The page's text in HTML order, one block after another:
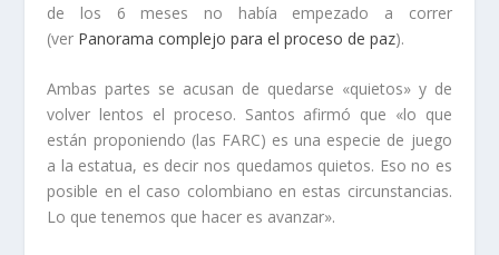
de los 6 meses no había empezado a correr
(ver Panorama complejo para el proceso de paz).
Ambas partes se acusan de quedarse «quietos» y de
volver lentos el proceso. Santos afirmó que «lo que
están proponiendo (las FARC) es una especie de juego
a la estatua, es decir nos quedamos quietos. Eso no es
posible en el caso colombiano en estas circunstancias.
Lo que tenemos que hacer es avanzar».